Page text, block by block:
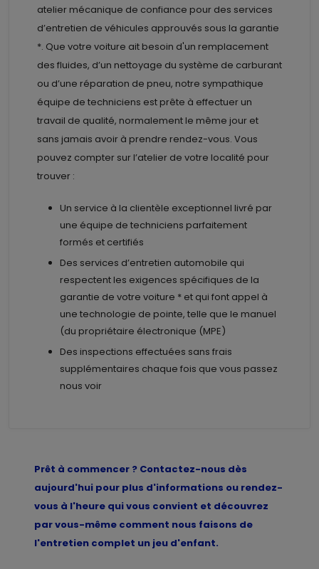
atelier mécanique de confiance pour des services
d’entretien de véhicules approuvés sous la garantie
*. Que votre voiture ait besoin d'un remplacement
des fluides, d’un nettoyage du système de carburant
ou d’une réparation de pneu, notre sympathique
équipe de techniciens est prête à effectuer un
travail de qualité, normalement le même jour et
sans jamais avoir à prendre rendez-vous. Vous
pouvez compter sur l’atelier de votre localité pour
trouver :
Un service à la clientèle exceptionnel livré par
une équipe de techniciens parfaitement
formés et certifiés
Des services d’entretien automobile qui
respectent les exigences spécifiques de la
garantie de votre voiture * et qui font appel à
une technologie de pointe, telle que le manuel
(du propriétaire électronique (MPE)
Des inspections effectuées sans frais
supplémentaires chaque fois que vous passez
nous voir
Prêt à commencer ? Contactez-nous dès
aujourd'hui pour plus d'informations ou rendez-
vous à l'heure qui vous convient et découvrez
par vous-même comment nous faisons de
l'entretien complet un jeu d'enfant.